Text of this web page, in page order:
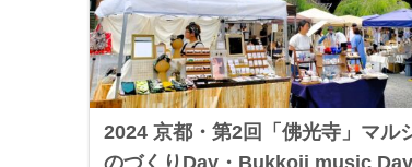
2024 京都・第2回「佛光寺」マル
のづくりDay・Bukkoji music